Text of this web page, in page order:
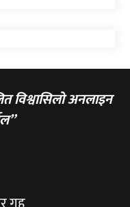
विश्वासिलो अनलाइन